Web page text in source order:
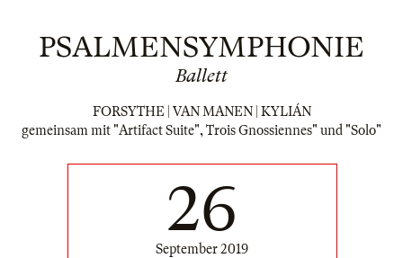
PSALMENSYMPHONIE
Ballett
FORSYTHE | VAN MANEN | KYLIÁN
gemeinsam mit "Artifact Suite", Trois Gnossiennes" und "Solo"
26
September 2019